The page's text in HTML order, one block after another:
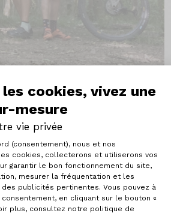
cookies, vivez une
mesure
vie privée
Gestion du
(consentement), nous et nos
cookies, collecterons et utiliserons vos
garantir le bon fonctionnement du site,
mesurer la fréquentation et les
publicités pertinentes. Vous pouvez à
en cliquant sur le bouton «
plus, consultez notre politique de
consent
duo suite à l’achat de 2 GTR
été complètement séduits par
le configurateur (surtout pour
nos choix.